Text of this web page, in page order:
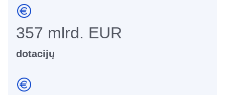
357 mlrd. EUR
dotacijų